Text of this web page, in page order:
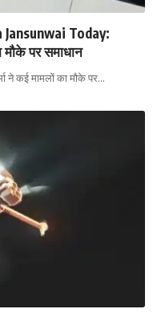
Today:
मौके पर समाधान
ने कई मामलों का मौके पर…